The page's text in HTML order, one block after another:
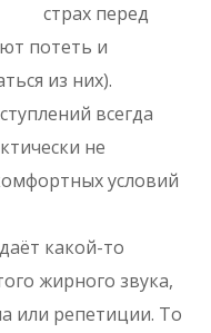
страх перед
потеть и
из них).
всегда
не
условий
какой-то
жирного звука,
или репетиции. То